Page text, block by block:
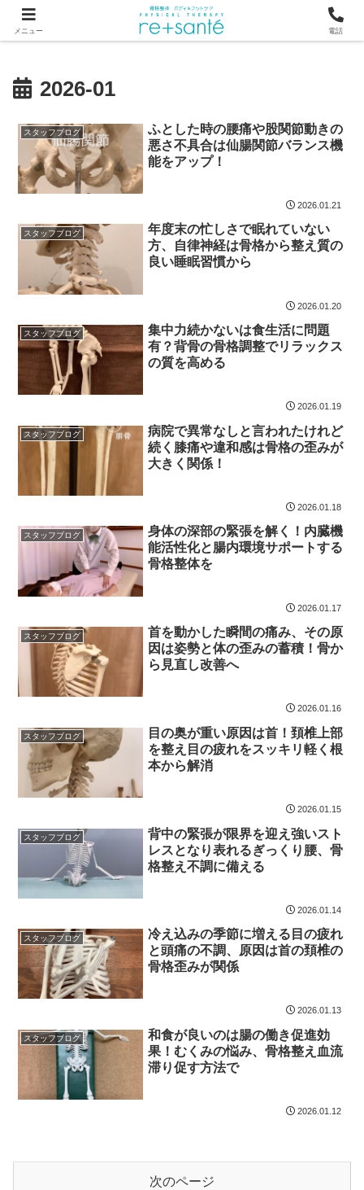
つらい首・肩こり・腰の痛みは、骨から見直す横浜市関内の整体
2026-01
スタッフブログ
ふとした時の腰痛や股関節動きの
悪さ不具合は仙腸関節バランス機
能をアップ！
2026.01.21
スタッフブログ
年度末の忙しさで眠れていない
方、自律神経は骨格から整え質の
良い睡眠習慣から
2026.01.20
スタッフブログ
集中力続かないは食生活に問題
有？背骨の骨格調整でリラックス
の質を高める
2026.01.19
スタッフブログ
病院で異常なしと言われたけれど
続く膝痛や違和感は骨格の歪みが
大きく関係！
2026.01.18
スタッフブログ
身体の深部の緊張を解く！内臓機
能活性化と腸内環境サポートする
骨格整体を
2026.01.17
スタッフブログ
首を動かした瞬間の痛み、その原
因は姿勢と体の歪みの蓄積！骨か
ら見直し改善へ
2026.01.16
スタッフブログ
目の奥が重い原因は首！頚椎上部
を整え目の疲れをスッキリ軽く根
本から解消
2026.01.15
スタッフブログ
背中の緊張が限界を迎え強いスト
レスとなり表れるぎっくり腰、骨
格整え不調に備える
2026.01.14
スタッフブログ
冷え込みの季節に増える目の疲れ
と頭痛の不調、原因は首の頚椎の
骨格歪みが関係
2026.01.13
スタッフブログ
和食が良いのは腸の働き促進効
果！むくみの悩み、骨格整え血流
滞り促す方法で
2026.01.12
次のページ
メニュー 電話